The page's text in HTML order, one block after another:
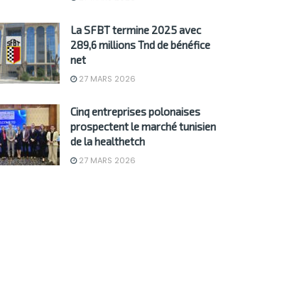
La SFBT termine 2025 avec
289,6 millions Tnd de bénéfice
net
27 MARS 2026
Cinq entreprises polonaises
prospectent le marché tunisien
de la healthetch
27 MARS 2026